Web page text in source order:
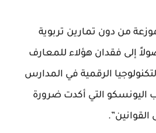
من دون تمارين تربوية
إلى فقدان هؤلاء للمعارف
الرقمية في المدارس
اليونسكو التي أكدت ضرورة